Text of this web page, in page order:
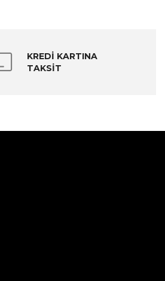
KREDİ KARTINA
TAKSİT